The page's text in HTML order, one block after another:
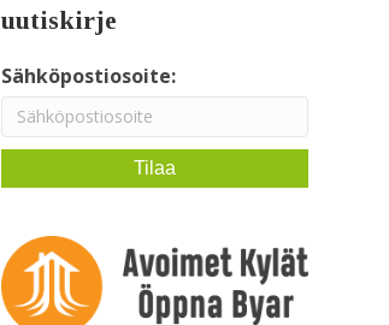
uutiskirje
Sähköpostiosoite: